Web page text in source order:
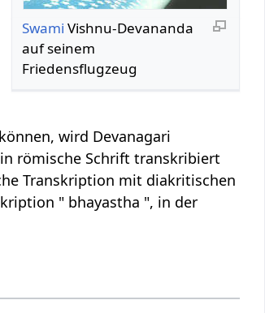
Swami Vishnu-Devananda
auf seinem
Friedensflugzeug
wird Devanagari
römische Schrift transkribiert
Transkription mit diakritischen
" bhayastha ", in der